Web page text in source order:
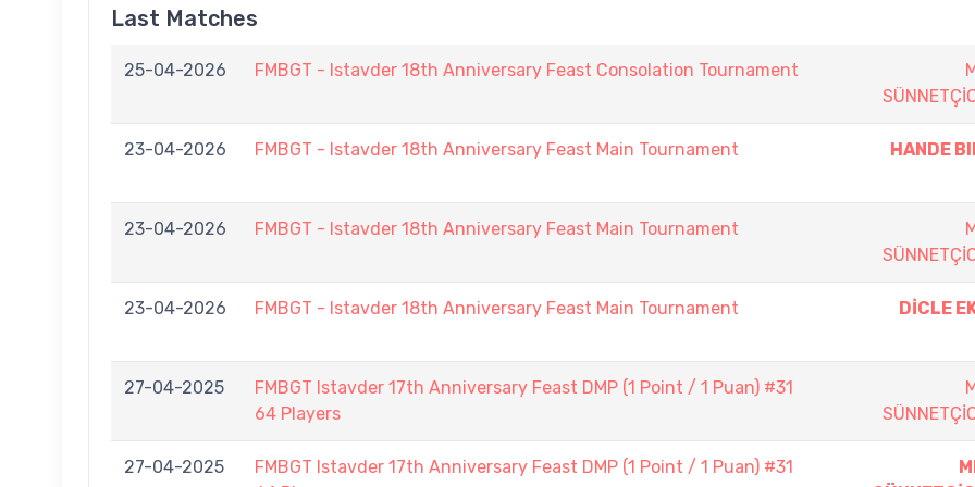
Last Matches
25-04-2026 FMBGT - Istavder 18th Anniversary Feast Consolation Tournament
23-04-2026 FMBGT - Istavder 18th Anniversary Feast Main Tournament HANDE
23-04-2026 FMBGT - Istavder 18th Anniversary Feast Main Tournament
23-04-2026 FMBGT - Istavder 18th Anniversary Feast Main Tournament DİCLE
27-04-2025
FMBGT Istavder 17th Anniversary Feast DMP (1 Point / 1 Puan) #31
64 Players
27-04-2025
FMBGT Istavder 17th Anniversary Feast DMP (1 Point / 1 Puan) #31